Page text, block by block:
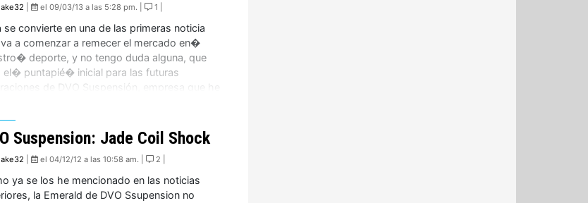
el 09/03/13 a las 5:28 pm. | 1 |
se convierte en una de las primeras noticia
a comenzar a remecer el mercado en�
deporte, y no tengo duda alguna, que
el� puntapié� inicial para las futuras
de DVO Suspensión, empresa que he
en el mundo […]
Suspension: Jade Coil Shock
el 04/12/12 a las 10:58 am. | 2 |
ya se los he mencionado en las noticias
la Emerald de DVO Ssupension no